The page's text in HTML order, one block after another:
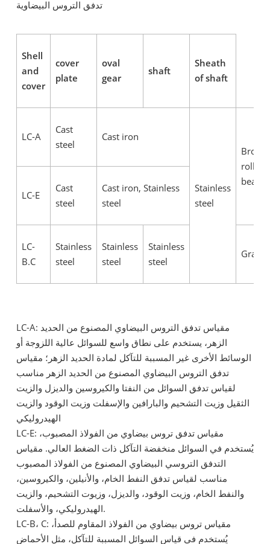
تدفق التروس البيضاوية
Shell
and
cover
cover
plate
oval
gear
shaft
Sheath
of shaft
LC-A
Cast
steel
Cast iron
Stainless
steel
rolling
LC-E
Cast
steel
Cast iron, Stainless
steel
LC-
B.C
Stainless
steel
Stainless
steel
Stainless
steel
LC-A: مقياس تدفق التروس البيضاوي المصنوع من الحديد
الزهر، يستخدم على نطاق واسع للسوائل عالية اللزوجة أو
الوسائط الأخرى غير المسببة للتآكل لمادة الحديد الزهر؛ مقياس
تدفق التروس البيضاوي المصنوع من الحديد الزهر مناسب
لقياس تدفق السوائل من النفتا والكيروسين والديزل والزيت
الثقيل وزيت التشحيم والبارافين والإسفلت وزيت الوقود والزيت
الهيدروليكي
LC-E: مقياس تدفق تروس بيضاوي من الفولاذ المصبوب،
يُستخدم في السوائل منخفضة التآكل ذات الضغط العالي. مقياس
التدفق التروسي البيضاوي المصنوع من الفولاذ المصبوب
مناسب لقياس تدفق النفط الخام، والأنيلين، والكيروسين،
والنفط الخام، وزيت الوقود، والديزل، وزيوت التشحيم، والزيت
الهيدروليكي، والأسفلت.
LC-B، C: مقياس تروس بيضاوي من الفولاذ المقاوم للصدأ،
يُستخدم في قياس السوائل المسببة للتآكل، مثل الأحماض